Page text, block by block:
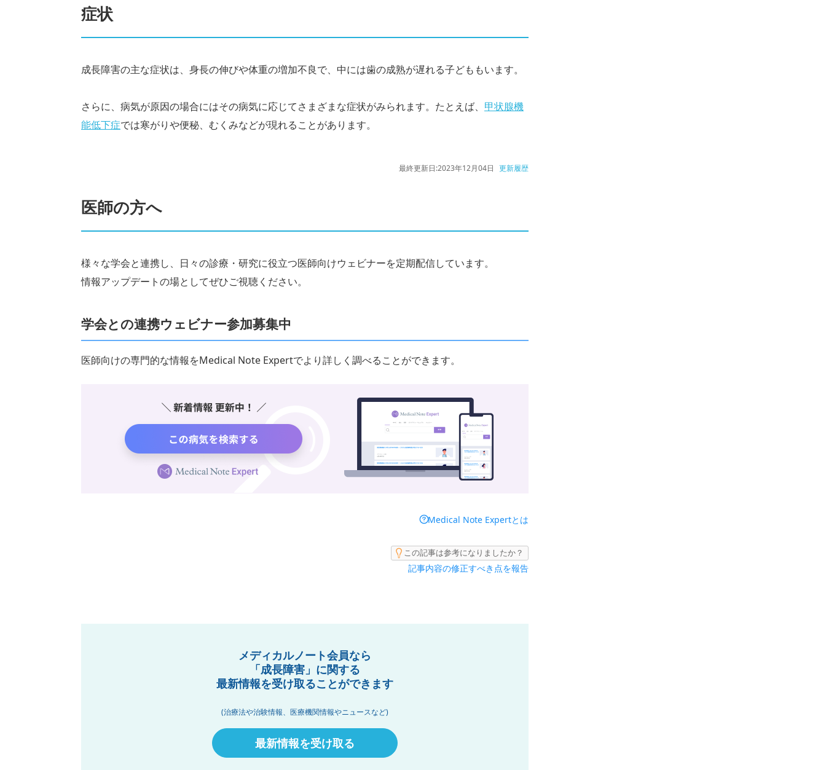
症状
成長障害の主な症状は、身長の伸びや体重の増加不良で、中には歯の成熟が遅れる子どももいます。
さらに、病気が原因の場合にはその病気に応じてさまざまな症状がみられます。たとえば、 甲状腺機
能低下症では寒がりや便秘、むくみなどが現れることがあります。
最終更新日:2023年12月04日 更新履歴
医師の方へ
様々な学会と連携し、日々の診療・研究に役立つ医師向けウェビナーを定期配信しています。
情報アップデートの場としてぜひご視聴ください。
学会との連携ウェビナー参加募集中
医師向けの専門的な情報をMedical Note Expertでより詳しく調べることができます。
Medical Note Expertとは
この記事は参考になりましたか？
記事内容の修正すべき点を報告
メディカルノート会員なら
「成長障害」に関する
最新情報を受け取ることができます
(治療法や治験情報、医療機関情報やニュースなど)
最新情報を受け取る